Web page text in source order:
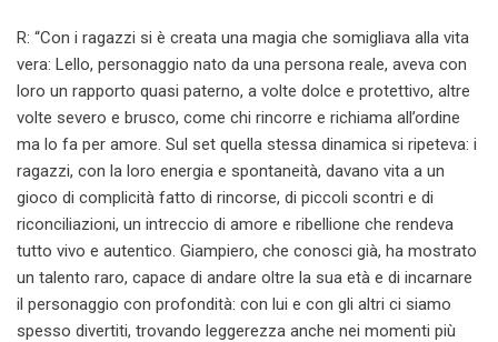
R: “Con i ragazzi si è creata una magia che somigliava alla vita
vera: Lello, personaggio nato da una persona reale, aveva con
loro un rapporto quasi paterno, a volte dolce e protettivo, altre
volte severo e brusco, come chi rincorre e richiama all’ordine
ma lo fa per amore. Sul set quella stessa dinamica si ripeteva: i
ragazzi, con la loro energia e spontaneità, davano vita a un
gioco di complicità fatto di rincorse, di piccoli scontri e di
riconciliazioni, un intreccio di amore e ribellione che rendeva
tutto vivo e autentico. Giampiero, che conosci già, ha mostrato
un talento raro, capace di andare oltre la sua età e di incarnare
il personaggio con profondità: con lui e con gli altri ci siamo
spesso divertiti, trovando leggerezza anche nei momenti più